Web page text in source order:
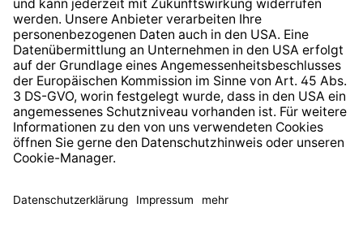
* Alle Preise inkl. gesetzl. Mehrwertsteuer zzgl.
anders angegeben.